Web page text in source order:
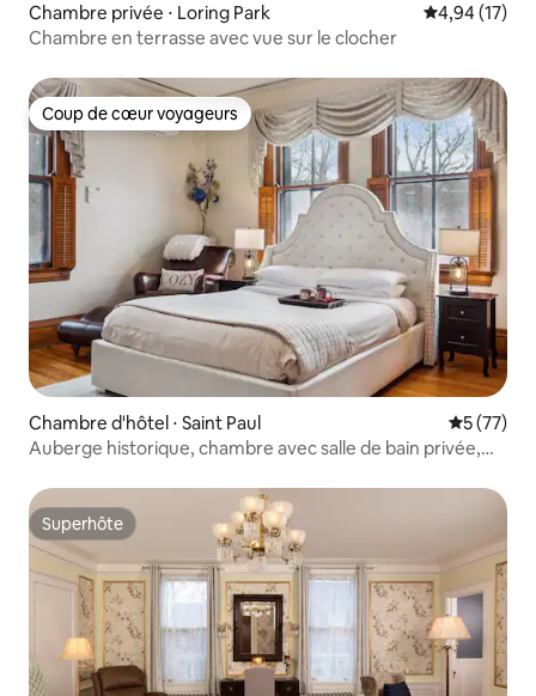
Chambre privée ⋅ Loring Park Évaluation
4,94 (17)
Chambre en terrasse avec vue sur le clocher
Coup de cœur voyageurs
Coup de cœur voyageurs
Chambre d'hôtel ⋅ Saint Paul
5 (77)
Auberge historique, chambre avec salle de bain privée,
Superhôte
Superhôte